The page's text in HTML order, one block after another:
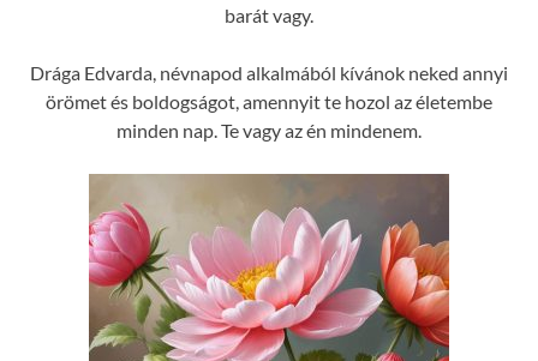
barát vagy.
Drága Edvarda, névnapod alkalmából kívánok neked annyi
örömet és boldogságot, amennyit te hozol az életembe
minden nap. Te vagy az én mindenem.